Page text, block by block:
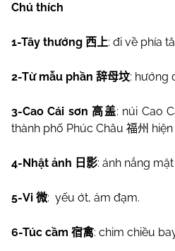
Chú thích
1-Tây thướng 西上: đi về phía
2-Từ mẫu phần 辞母坟: hướng
3-Cao Cái sơn 高盖: núi Cao
thành phố Phúc Châu 福州 hiện
4-Nhật ảnh 日影: ánh nắng
5-Vi 微: yếu ớt, ảm đạm.
6-Túc cầm 宿禽: chim chiều